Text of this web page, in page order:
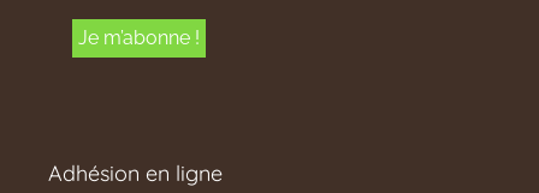
Adhésion en ligne